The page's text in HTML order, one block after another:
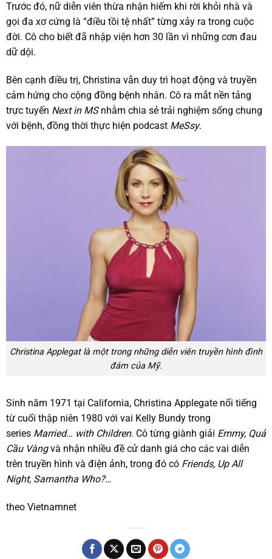
Trước đó, nữ diễn viên thừa nhận hiếm khi rời khỏi nhà và
gọi đa xơ cứng là “điều tồi tệ nhất” từng xảy ra trong cuộc
đời. Cô cho biết đã nhập viện hơn 30 lần vì những cơn đau
dữ dội.
Bên cạnh điều trị, Christina vẫn duy trì hoạt động và truyền
cảm hứng cho cộng đồng bệnh nhân. Cô ra mắt nền tảng
trực tuyến Next in MSnhằm chia sẻ trải nghiệm sống chung
với bệnh, đồng thời thực hiện podcast MeSsy.
Christina Applegat là một trong những diễn viên truyền hình đình
đám của Mỹ.
Sinh năm 1971 tại California, Christina Applegate nổi tiếng
từ cuối thập niên 1980 với vai Kelly Bundy trong
series Married… with Children. Cô từng giành giải Emmy, Quả
Cầu Vàngvà nhận nhiều đề cử danh giá cho các vai diễn
trên truyền hình và điện ảnh, trong đó có Friends, Up All
Night, Samantha Who?…
theo Vietnamnet